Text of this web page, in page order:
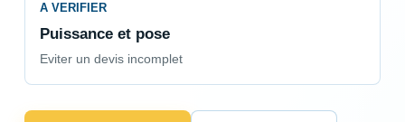
A VERIFIER
Puissance et pose
Eviter un devis incomplet